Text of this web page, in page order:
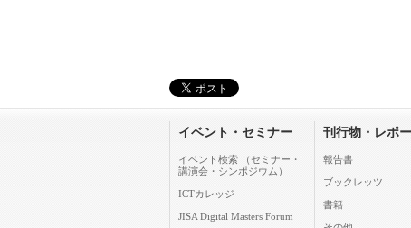
イベント・セミナー
イベント検索 （セミナー・
講演会・シンポジウム）
ICTカレッジ
JISA Digital Masters Forum
刊行物・レポ
報告書
ブックレッツ
書籍